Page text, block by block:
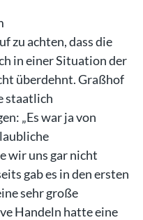
zu achten, dass die
in einer Situation der
überdehnt. Graßhof
staatlich
„Es war ja von
wir uns gar nicht
gab es in den ersten
sehr große
Handeln hatte eine